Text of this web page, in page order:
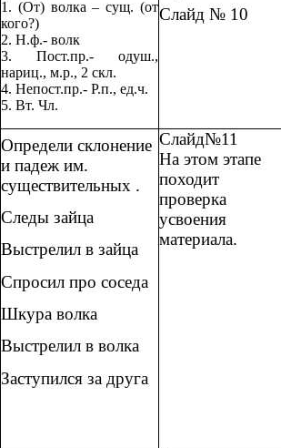
1. (От) волка – сущ. (от
кого?)
2. Н.ф.- волк
3. Пост.пр.- одуш.,
нариц., м.р., 2 скл.
4. Непост.пр.- Р.п., ед.ч.
5. Вт. Чл.
Слайд № 10
Определи склонение
и падеж им.
существительных .
Следы зайца
Выстрелил в зайца
Спросил про соседа
Шкура волка
Выстрелил в волка
Заступился за друга
Слайд№11
На этом этапе
походит
проверка
усвоения
материала.